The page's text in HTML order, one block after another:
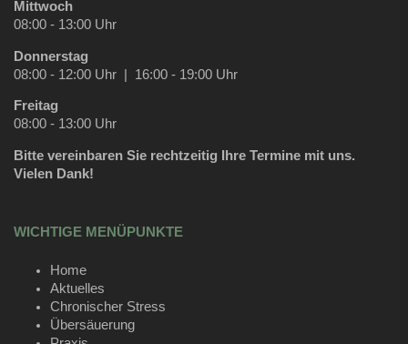
Mittwoch
08:00 - 13:00 Uhr
Donnerstag
08:00 - 12:00 Uhr | 16:00 - 19:00 Uhr
Freitag
08:00 - 13:00 Uhr
Bitte vereinbaren Sie rechtzeitig Ihre Termine mit uns.
Vielen Dank!
WICHTIGE MENÜPUNKTE
Home
Aktuelles
Chronischer Stress
Übersäuerung